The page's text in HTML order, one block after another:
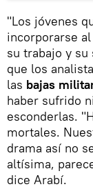
"Los jóvenes
incorporarse
su trabajo y su
que los
las bajas
haber sufrido
esconderlas.
mortales.
drama así no
altísima,
dice Arabí.